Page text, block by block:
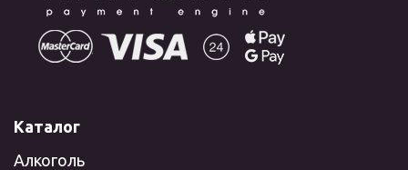
Каталог
Алкоголь